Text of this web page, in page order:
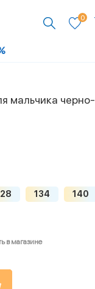
0
мальчика черно-
134 140
в магазине